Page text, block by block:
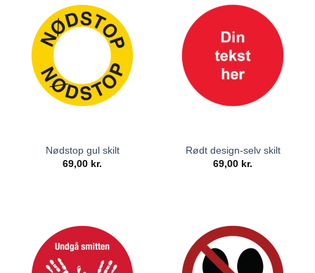
Nødstop gul skilt
69,00 kr.
Rødt design-selv skilt
69,00 kr.